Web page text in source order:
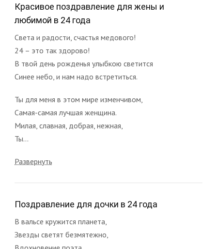
Красивое поздравление для жены и
любимой в 24 года
Света и радости, счастья медового!
24 – это так здорово!
В твой день рожденья улыбкою светится
Синее небо, и нам надо встретиться.
Ты для меня в этом мире изменчивом,
Самая-самая лучшая женщина.
Милая, славная, добрая, нежная,
Ты...
Развернуть
Поздравление для дочки в 24 года
В вальсе кружится планета,
Звезды светят безмятежно,